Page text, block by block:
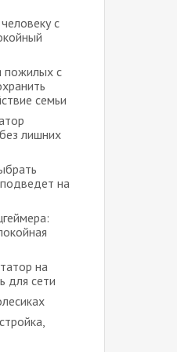
с
пожилых с
семьи
лишних
на
на
для сети